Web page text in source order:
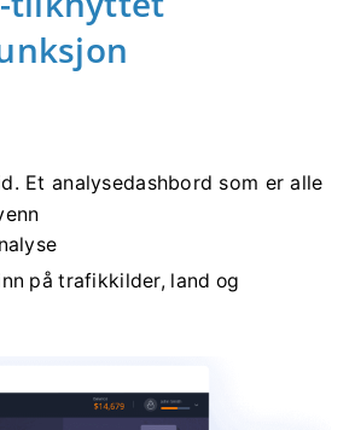
Et analysedashbord som er alle
på trafikkilder, land og